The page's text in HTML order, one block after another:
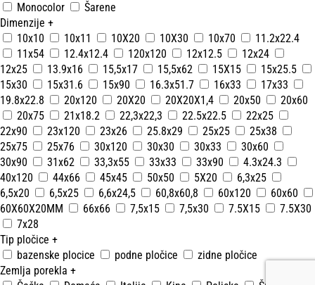
Monocolor
Šarene
Dimenzije +
10x10
10x11 10X20 10X30 10x70
11.2x22.4
11x54
12.4x12.4 120x120 12x12.5
12x24
12x25
13.9x16 15,5x17 15,5x62 15X15
15x25.5
15x30
15x31.6 15x90 16.3x51.7 16x33
17x33
19.8x22.8
20x120 20X20 20X20X1,4 20x50
20x60
20x75
21x18.2 22,3x22,3 22.5x22.5
22x25
22x90
23x120 23x26 25.8x29 25x25
25x38
25x75
25x76 30x120 30x30 30x33
30x60
30x90
31x62 33,3x55 33x33 33x90
4.3x24.3
40x120
44x66 45x45 50x50 5X20
6,3x25
6,5x20
6,5x25 6,6x24,5 60,8x60,8 60x120
60x60
60X60X20MM
66x66 7,5x15 7,5x30 7.5X15
7.5X30
7x28
Tip pločice +
bazenske plocice
podne pločice
zidne pločice
Zemlja porekla +